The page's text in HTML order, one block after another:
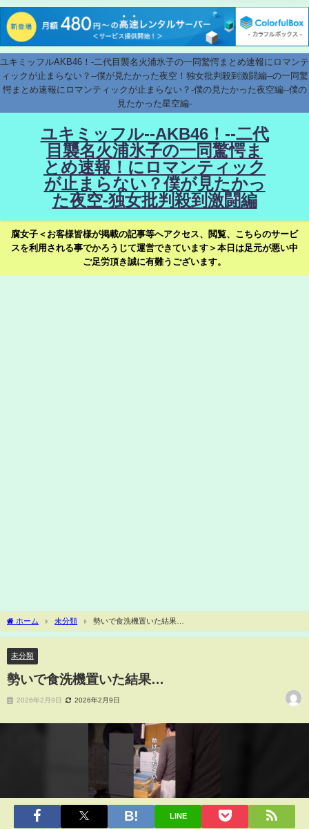
ユキミッフルAKB46！-二代目襲名火浦氷子の一同驚愕まとめ速報にロマンテ
ィックが止まらない？--僕が見たかった夜空！独女批判殺到激闘編--の一同驚
愕まとめ速報にロマンティックが止まらない？-僕の見たかった夜空編--僕の
見たかった星空編-
ユキミッフル--AKB46！--二代
目襲名火浦氷子の一同驚愕ま
とめ速報！にロマンティック
が止まらない？僕が見たかっ
た夜空-独女批判殺到激闘編
腐女子＜お客様皆様が掲載の記事等へアクセス、閲覧、こちらのサービ
スを利用される事でかろうじて運営できています＞本日は足元が悪い中
ご足労頂き誠に有難うございます。
ホーム 未分類 勢いで食洗機置いた結果…
未分類
勢いで食洗機置いた結果…
2026年2月9日 2026年2月9日
LINE